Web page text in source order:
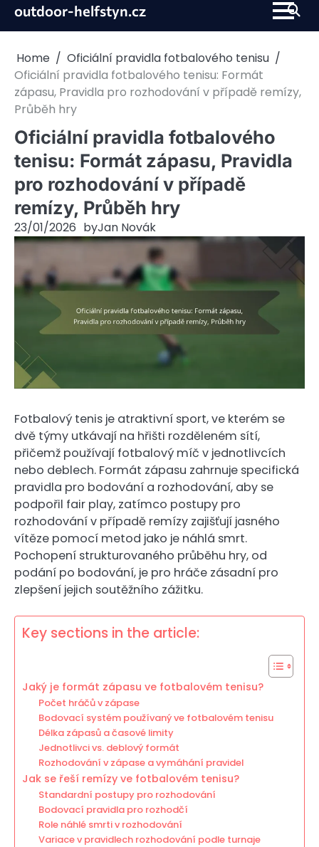
Skipoutdoor-helfstyn.cz
Home
Oficiální pravidla fotbalového tenisu
Oficiální pravidla fotbalového tenisu: Formát
zápasu, Pravidla pro rozhodování v případě remízy,
Průběh hry
Oficiální pravidla fotbalového
tenisu: Formát zápasu, Pravidla
pro rozhodování v případě
remízy, Průběh hry
23/01/2026 byJan Novák
Fotbalový tenis je atraktivní sport, ve kterém se
dvě týmy utkávají na hřišti rozděleném sítí,
přičemž používají fotbalový míč v jednotlivcích
nebo deblech. Formát zápasu zahrnuje specifická
pravidla pro bodování a rozhodování, aby se
podpořil fair play, zatímco postupy pro
rozhodování v případě remízy zajišťují jasného
vítěze pomocí metod jako je náhlá smrt.
Pochopení strukturovaného průběhu hry, od
podání po bodování, je pro hráče zásadní pro
zlepšení jejich soutěžního zážitku.
Key sections in the article:
Jaký je formát zápasu ve fotbalovém tenisu?
Počet hráčů v zápase
Bodovací systém používaný ve fotbalovém tenisu
Délka zápasů a časové limity
Jednotlivci vs. deblový formát
Rozhodování v zápase a vymáhání pravidel
Jak se řeší remízy ve fotbalovém tenisu?
Standardní postupy pro rozhodování
Bodovací pravidla pro rozhodčí
Role náhlé smrti v rozhodování
Variace v pravidlech rozhodování podle turnaje